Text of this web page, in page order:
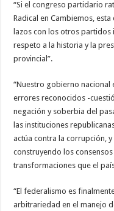
“Si el congreso partidario
Radical en Cambiemos,
lazos con los otros partidos
respeto a la historia y la
provincial”.
“Nuestro gobierno nacional
errores reconocidos -
negación y soberbia del
las instituciones
actúa contra la corrupción,
construyendo los
transformaciones que el
“El federalismo es
arbitrariedad en el manejo